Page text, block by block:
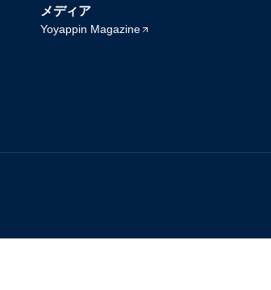
メディア
Yoyappin Magazine